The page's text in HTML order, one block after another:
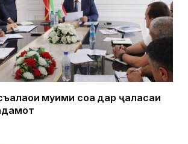
муҳими соҳа дар ҷаласаи